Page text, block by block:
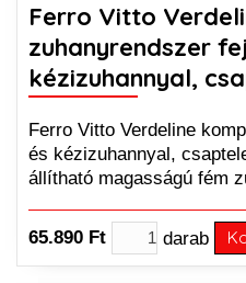
Ferro Vitto
zuhanyrendszer
kézizuhannyal,
Ferro Vitto Verdeline
és kézizuhannyal,
állítható magasságú fém
65.890 Ft darab